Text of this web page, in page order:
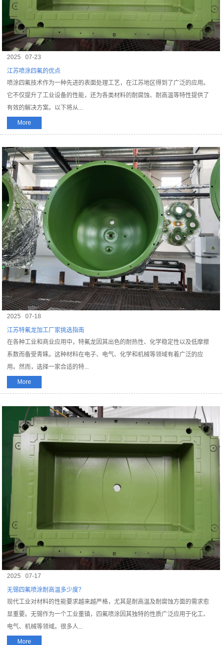
07-23
2025
江苏喷涂四氟的优点
喷涂四氟技术作为一种先进的表面处理工艺，在江苏地区得到了广泛的应用。
它不仅提升了工业设备的性能，还为各类材料的耐腐蚀、耐高温等特性提供了
有效的解决方案。以下将从...
More
07-18
2025
江苏特氟龙加工厂家挑选指南
在各种工业和商业应用中，特氟龙因其出色的耐热性、化学稳定性以及低摩擦
系数而备受青睐。这种材料在电子、电气、化学和机械等领域有着广泛的应
用。然而，选择一家合适的特...
More
07-17
2025
无锡四氟喷涂耐高温多少度？
现代工业对材料的性能要求越来越严格，尤其是耐高温及耐腐蚀方面的需求愈
显重要。无锡作为一个工业重镇，四氟喷涂因其独特的性质广泛应用于化工、
电气、机械等领域。很多人...
More